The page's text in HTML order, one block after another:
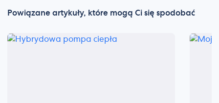
Powiązane artykuły, które mogą Ci się spodobać